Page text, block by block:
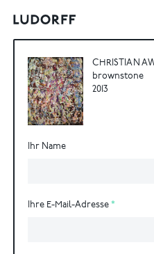
CHRISTIAN
brownstone
2013
Ihr Name
Ihre E-Mail-Adresse